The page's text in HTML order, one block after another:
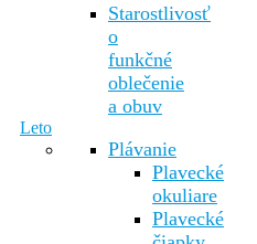
Starostlivosť
o
funkčné
oblečenie
a obuv
Leto
Plávanie
Plavecké
okuliare
Plavecké